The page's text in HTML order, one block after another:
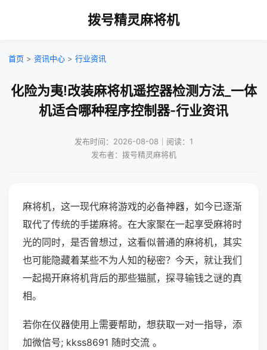
拨号精灵麻将机
首页 > 资讯中心 > 行业资讯
化险为夷!改装麻将机遥控器检测方法_一体
机适合哪种程序控制器-行业资讯
发布时间：2026-08-08｜阅读：1
发布者：拨号精灵麻将机
麻将机，这一现代麻将游戏的必备神器，如今已逐渐
取代了传统的手搓麻将。在大家聚在一起享受麻将时
光的同时，是否曾想过，这看似普通的麻将机，其实
也可能隐藏着某些不为人知的秘密？今天，就让我们
一起揭开麻将机背后的那些猫腻，探寻输钱之谜的真
相。
若你在仪器使用上需要帮助，想获取一对一指导，添
加微信号; kkss8691 随时交流 。